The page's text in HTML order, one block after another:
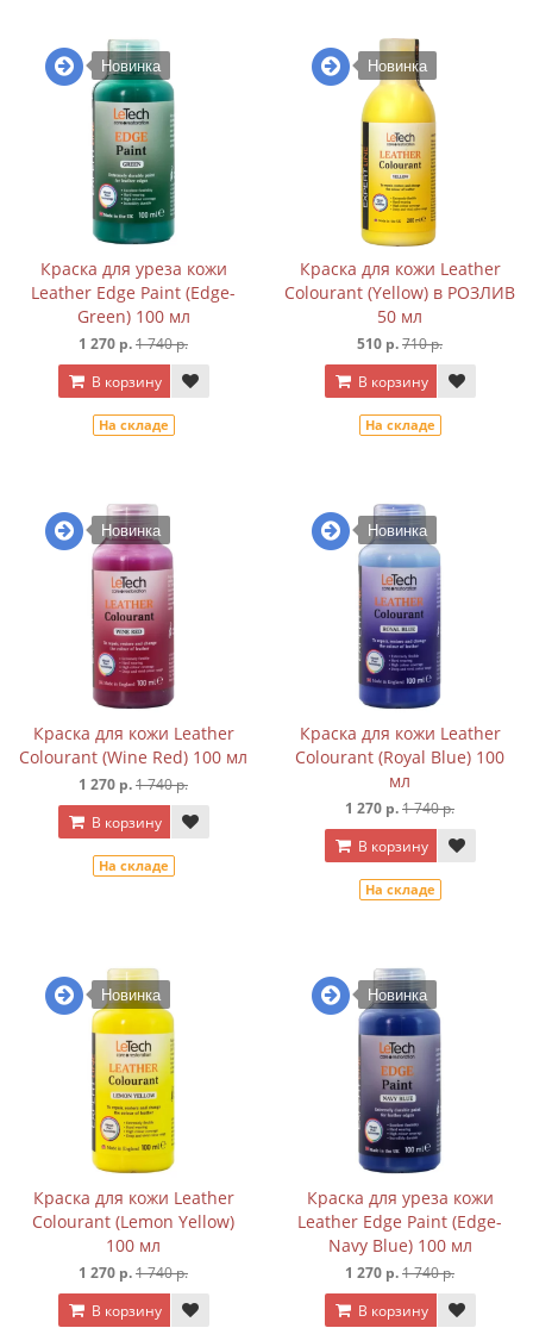
Новинка
Краска для уреза кожи
Leather Edge Paint (Edge-
Green) 100 мл
1 270 р.1 740 р.
В корзину
На складе
Новинка
Краска для кожи Leather
Colourant (Yellow) в РОЗЛИВ
50 мл
510 р.710 р.
В корзину
На складе
Новинка
Краска для кожи Leather
Colourant (Wine Red) 100 мл
1 270 р.1 740 р.
В корзину
На складе
Новинка
Краска для кожи Leather
Colourant (Royal Blue) 100
мл
1 270 р.1 740 р.
В корзину
На складе
Новинка
Краска для кожи Leather
Colourant (Lemon Yellow)
100 мл
1 270 р.1 740 р.
В корзину
Новинка
Краска для уреза кожи
Leather Edge Paint (Edge-
Navy Blue) 100 мл
1 270 р.1 740 р.
В корзину